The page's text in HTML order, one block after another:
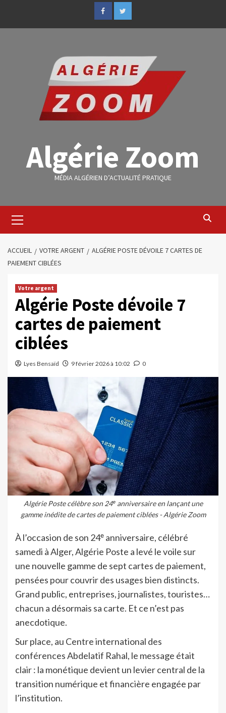
Algérie Zoom
MÉDIA ALGÉRIEN D’ACTUALITÉ PRATIQUE
ACCUEIL VOTRE ARGENT
ALGÉRIE POSTE DÉVOILE 7 CARTES DE
PAIEMENT CIBLÉES
Votre argent
Algérie Poste dévoile 7
cartes de paiement
ciblées
Lyes Bensaïd 9 février 2026 à 10:02 0
Algérie Poste célèbre son 24ᵉ anniversaire en lançant une
gamme inédite de cartes de paiement ciblées - Algérie Zoom
À l’occasion de son 24ᵉ anniversaire, célébré
samedi à Alger, Algérie Poste a levé le voile sur
une nouvelle gamme de sept cartes de paiement,
pensées pour couvrir des usages bien distincts.
Grand public, entreprises, journalistes, touristes…
chacun a désormais sa carte. Et ce n’est pas
anecdotique.
Sur place, au Centre international des
conférences Abdelatif Rahal, le message était
clair : la monétique devient un levier central de la
transition numérique et financière engagée par
l’institution.